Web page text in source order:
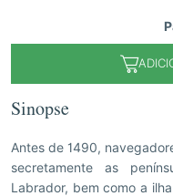
Sinopse
Antes de 1490,
secretamente as
Labrador, bem como a